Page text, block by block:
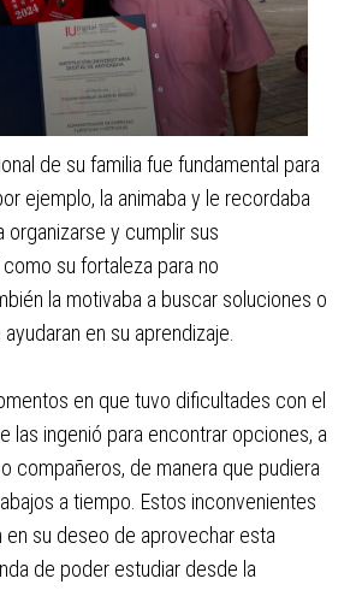
de su familia fue fundamental para
ejemplo, la animaba y le recordaba
organizarse y cumplir sus
su fortaleza para no
la motivaba a buscar soluciones o
en su aprendizaje.
en que tuvo dificultades con el
las ingenió para encontrar opciones, a
compañeros, de manera que pudiera
a tiempo. Estos inconvenientes
en su deseo de aprovechar esta
de poder estudiar desde la